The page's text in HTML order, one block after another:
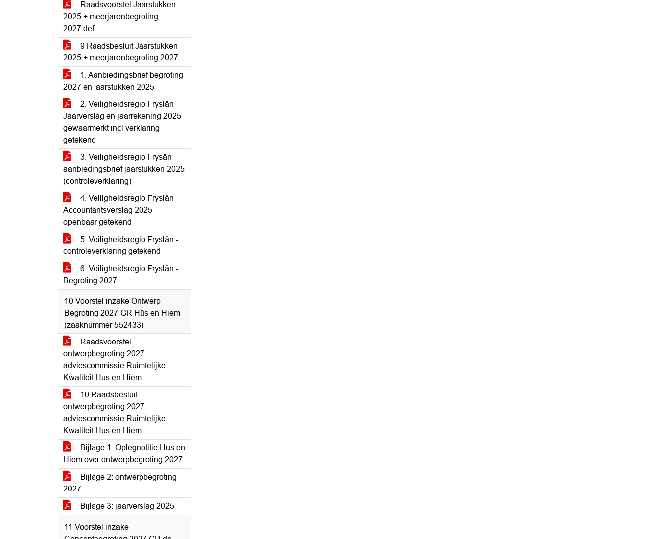
Raadsvoorstel Jaarstukken
2025 + meerjarenbegroting
2027.def
9 Raadsbesluit Jaarstukken
2025 + meerjarenbegroting 2027
1. Aanbiedingsbrief begroting
2027 en jaarstukken 2025
2. Veiligheidsregio Fryslân -
Jaarverslag en jaarrekening 2025
gewaarmerkt incl verklaring
getekend
3. Veiligheidsregio Frysân -
aanbiedingsbrief jaarstukken 2025
(controleverklaring)
4. Veiligheidsregio Fryslân -
Accountantsverslag 2025
openbaar getekend
5. Veiligheidsregio Fryslân -
controleverklaring getekend
6. Veiligheidsregio Fryslân -
Begroting 2027
10 Voorstel inzake Ontwerp
Begroting 2027 GR Hûs en Hiem
(zaaknummer 552433)
Raadsvoorstel
ontwerpbegroting 2027
adviescommissie Ruimtelijke
Kwaliteit Hus en Hiem
10 Raadsbesluit
ontwerpbegroting 2027
adviescommissie Ruimtelijke
Kwaliteit Hus en Hiem
Bijlage 1: Oplegnotitie Hus en
Hiem over ontwerpbegroting 2027
Bijlage 2: ontwerpbegroting
2027
Bijlage 3: jaarverslag 2025
11 Voorstel inzake